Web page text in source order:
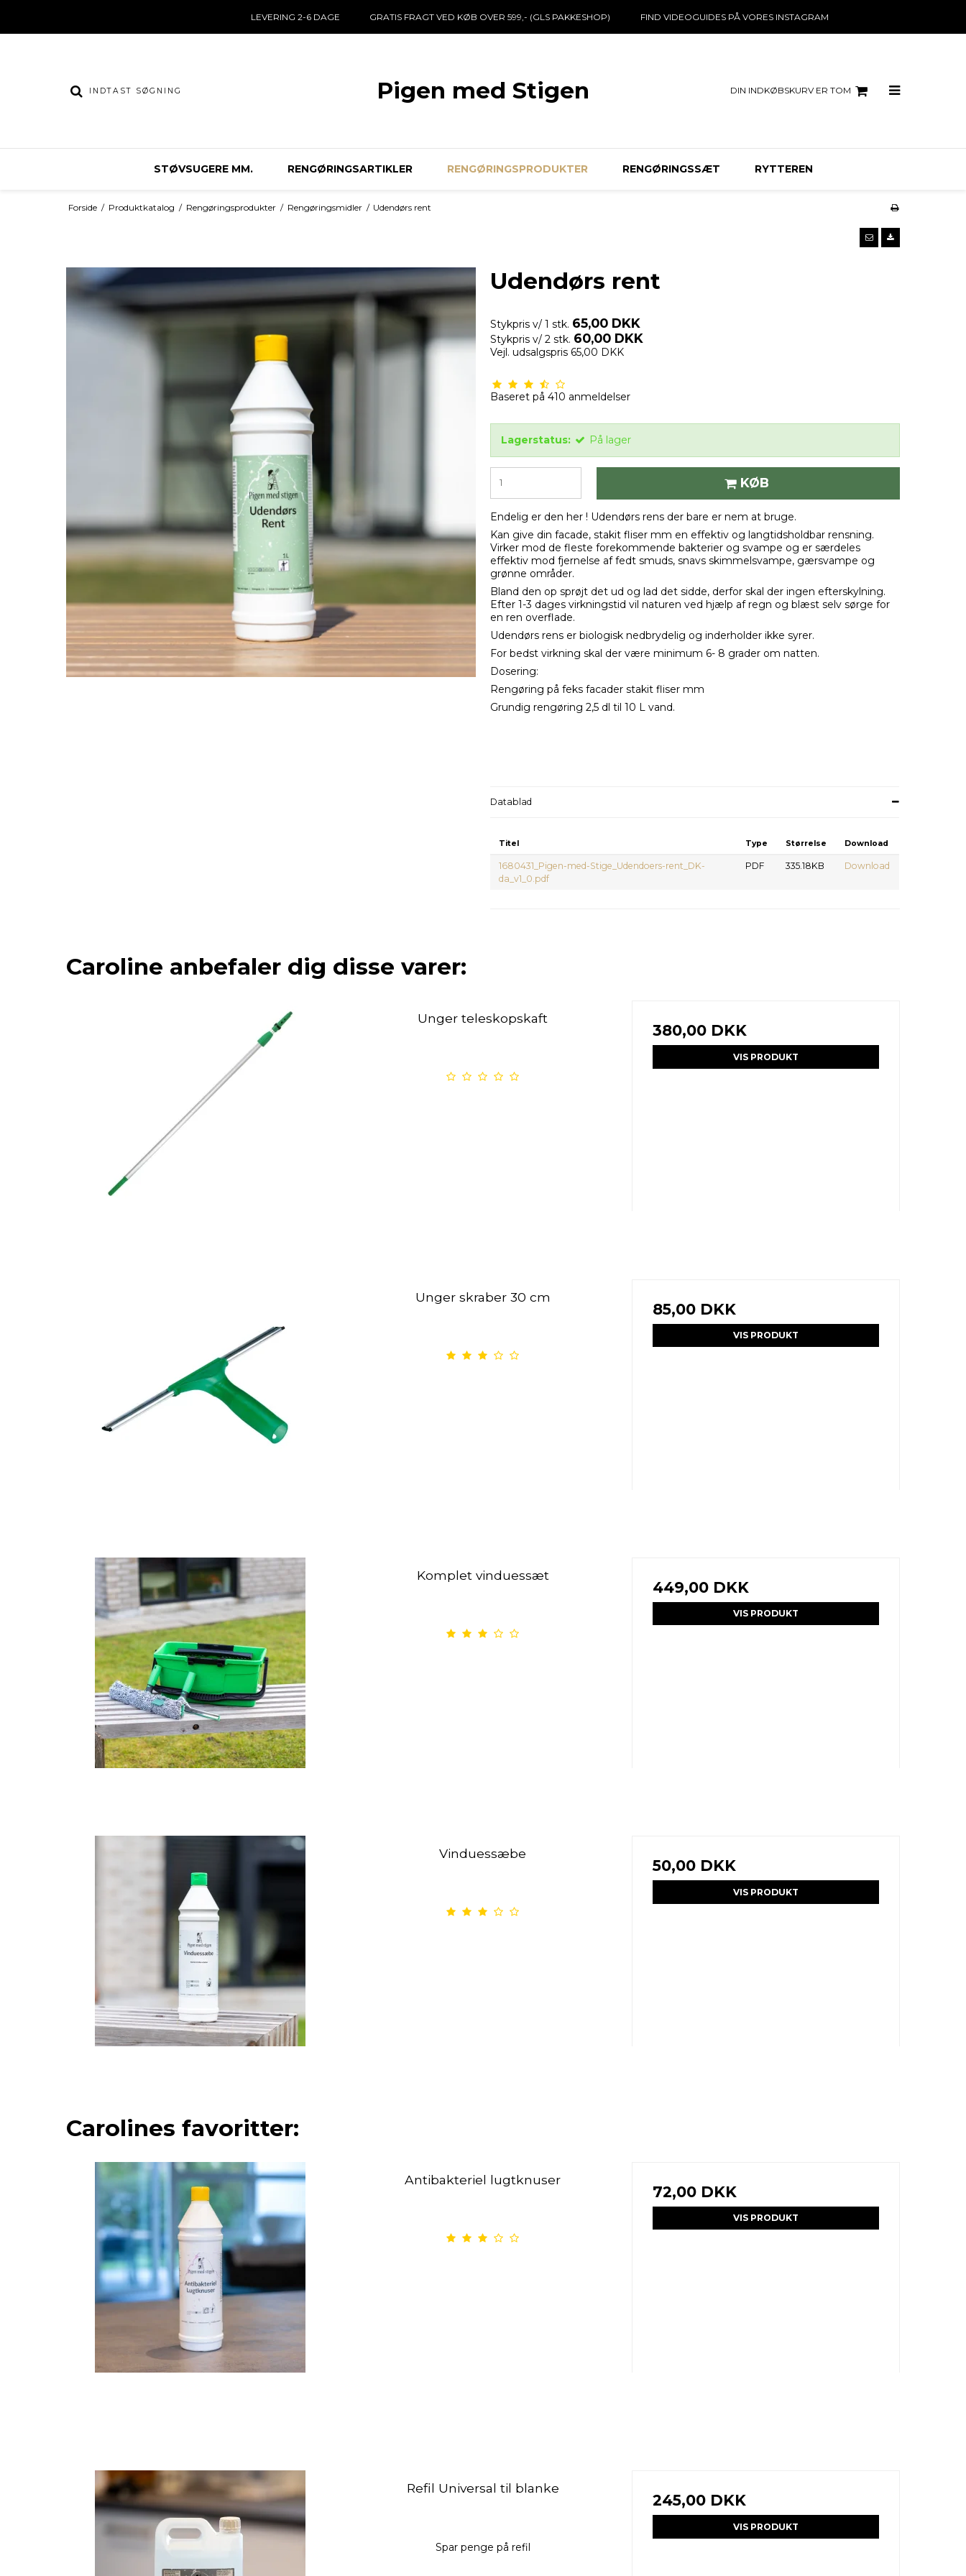
LEVERING 2-6 DAGE GRATIS FRAGT VED KØB OVER 599,- (GLS PAKKESHOP) FIND VIDEOGUIDES PÅ VORES INSTAGRAM
Pigen med Stigen DIN INDKØBSKURV ER TOM
STØVSUGERE MM. RENGØRINGSARTIKLER RENGØRINGSPRODUKTER RENGØRINGSSÆT RYTTEREN
Forside / Produktkatalog / Rengøringsprodukter / Rengøringsmidler / Udendørs rent
Udendørs rent
Stykpris v/ 1 stk. 65,00 DKK
Stykpris v/ 2 stk. 60,00 DKK
Vejl. udsalgspris 65,00 DKK
Baseret på 410 anmeldelser
Lagerstatus: På lager
KØB
Endelig er den her ! Udendørs rens der bare er nem at bruge.
Kan give din facade, stakit fliser mm en effektiv og langtidsholdbar rensning.
Virker mod de fleste forekommende bakterier og svampe og er særdeles
effektiv mod fjernelse af fedt smuds, snavs skimmelsvampe, gærsvampe og
grønne områder.
Bland den op sprøjt det ud og lad det sidde, derfor skal der ingen efterskylning.
Efter 1-3 dages virkningstid vil naturen ved hjælp af regn og blæst selv sørge for
en ren overflade.
Udendørs rens er biologisk nedbrydelig og inderholder ikke syrer.
For bedst virkning skal der være minimum 6- 8 grader om natten.
Dosering:
Rengøring på feks facader stakit fliser mm
Grundig rengøring 2,5 dl til 10 L vand.
Datablad
Titel Type Størrelse Download
1680431_Pigen-med-Stige_Udendoers-rent_DK-
da_v1_0.pdf
PDF 335.18KB Download
Caroline anbefaler dig disse varer:
Unger teleskopskaft
380,00 DKK
VIS PRODUKT
Unger skraber 30 cm
85,00 DKK
VIS PRODUKT
Komplet vinduessæt
449,00 DKK
VIS PRODUKT
Vinduessæbe
50,00 DKK
VIS PRODUKT
Carolines favoritter:
Antibakteriel lugtknuser
72,00 DKK
VIS PRODUKT
Refil Universal til blanke
Spar penge på refil
245,00 DKK
VIS PRODUKT